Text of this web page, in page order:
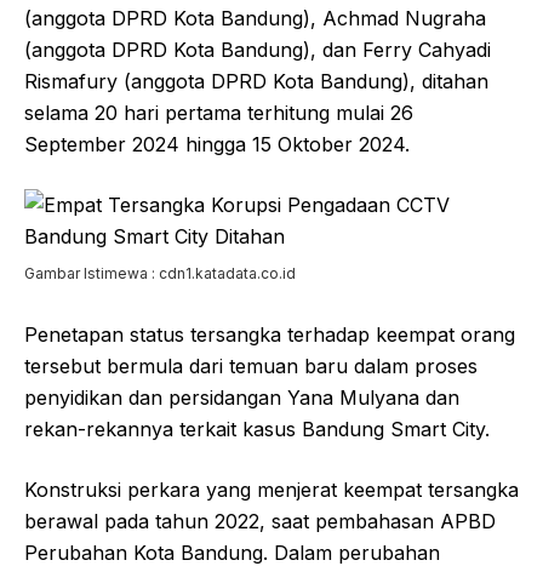
(anggota DPRD Kota Bandung), Achmad Nugraha
(anggota DPRD Kota Bandung), dan Ferry Cahyadi
Rismafury (anggota DPRD Kota Bandung), ditahan
selama 20 hari pertama terhitung mulai 26
September 2024 hingga 15 Oktober 2024.
Gambar Istimewa : cdn1.katadata.co.id
Penetapan status tersangka terhadap keempat orang
tersebut bermula dari temuan baru dalam proses
penyidikan dan persidangan Yana Mulyana dan
rekan-rekannya terkait kasus Bandung Smart City.
Konstruksi perkara yang menjerat keempat tersangka
berawal pada tahun 2022, saat pembahasan APBD
Perubahan Kota Bandung. Dalam perubahan